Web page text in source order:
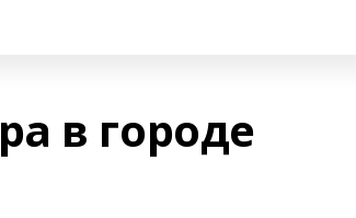
в городе